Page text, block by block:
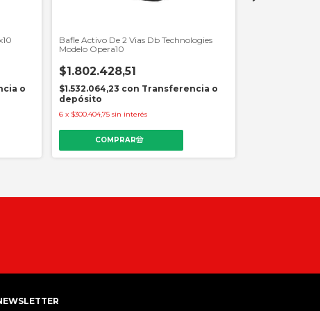
o
Bafle Activo De 2 Vias Db Technologies
Modelo Opera10
$1.802.428,51
$1.532.064,23 con Transferencia o
depósito
6 x $300.404,75 sin interés